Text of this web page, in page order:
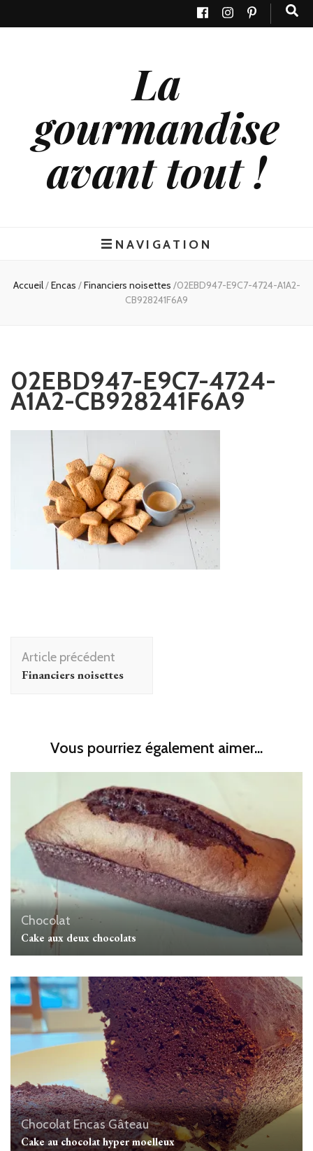
La
gourmandise
avant tout !
NAVIGATION
Accueil/Encas /Financiers noisettes /02EBD947-E9C7-4724-A1A2-
CB928241F6A9
02EBD947-E9C7-4724-
A1A2-CB928241F6A9
Navigation
d'article
Article précédent
Financiers noisettes
Vous pourriez également aimer...
Chocolat
Cake aux deux chocolats
ChocolatEncasGâteau
Cake au chocolat hyper moelleux